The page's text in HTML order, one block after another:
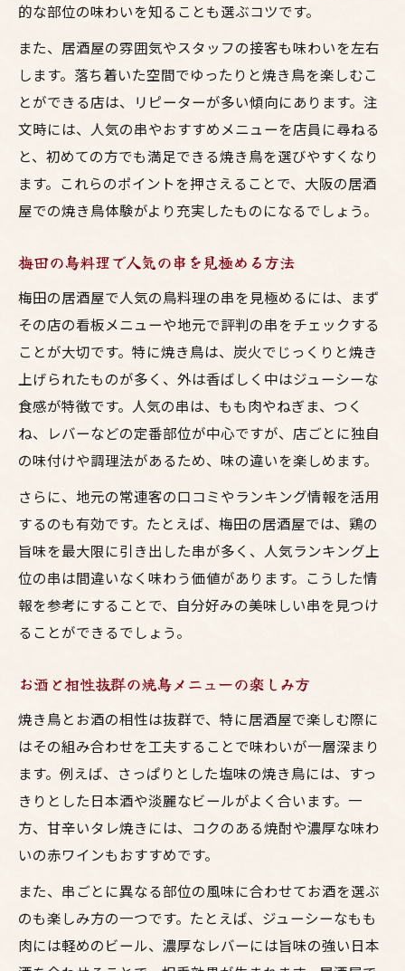
的な部位の味わいを知ることも選ぶコツです。
また、居酒屋の雰囲気やスタッフの接客も味わいを左右
します。落ち着いた空間でゆったりと焼き鳥を楽しむこ
とができる店は、リピーターが多い傾向にあります。注
文時には、人気の串やおすすめメニューを店員に尋ねる
と、初めての方でも満足できる焼き鳥を選びやすくなり
ます。これらのポイントを押さえることで、大阪の居酒
屋での焼き鳥体験がより充実したものになるでしょう。
梅田の鳥料理で人気の串を見極める方法
梅田の居酒屋で人気の鳥料理の串を見極めるには、まず
その店の看板メニューや地元で評判の串をチェックする
ことが大切です。特に焼き鳥は、炭火でじっくりと焼き
上げられたものが多く、外は香ばしく中はジューシーな
食感が特徴です。人気の串は、もも肉やねぎま、つく
ね、レバーなどの定番部位が中心ですが、店ごとに独自
の味付けや調理法があるため、味の違いを楽しめます。
さらに、地元の常連客の口コミやランキング情報を活用
するのも有効です。たとえば、梅田の居酒屋では、鶏の
旨味を最大限に引き出した串が多く、人気ランキング上
位の串は間違いなく味わう価値があります。こうした情
報を参考にすることで、自分好みの美味しい串を見つけ
ることができるでしょう。
お酒と相性抜群の焼鳥メニューの楽しみ方
焼き鳥とお酒の相性は抜群で、特に居酒屋で楽しむ際に
はその組み合わせを工夫することで味わいが一層深まり
ます。例えば、さっぱりとした塩味の焼き鳥には、すっ
きりとした日本酒や淡麗なビールがよく合います。一
方、甘辛いタレ焼きには、コクのある焼酎や濃厚な味わ
いの赤ワインもおすすめです。
また、串ごとに異なる部位の風味に合わせてお酒を選ぶ
のも楽しみ方の一つです。たとえば、ジューシーなもも
肉には軽めのビール、濃厚なレバーには旨味の強い日本